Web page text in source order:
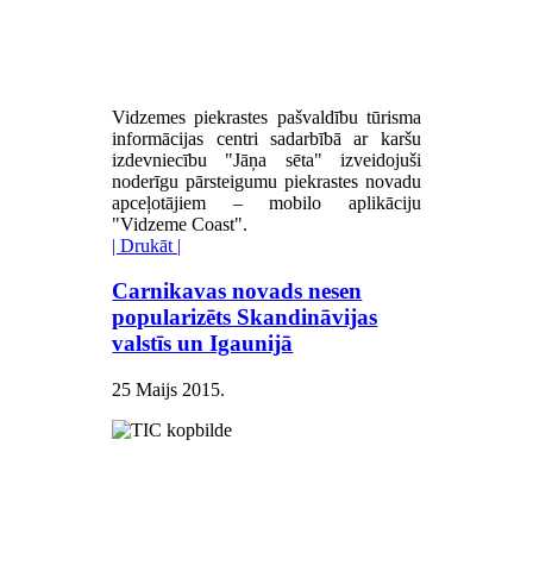
Vidzemes piekrastes pašvaldību tūrisma
informācijas centri sadarbībā ar karšu
izdevniecību "Jāņa sēta" izveidojuši
noderīgu pārsteigumu piekrastes novadu
apceļotājiem – mobilo aplikāciju
"Vidzeme Coast".
| Drukāt |
Carnikavas novads nesen
popularizēts Skandināvijas
valstīs un Igaunijā
25 Maijs 2015.